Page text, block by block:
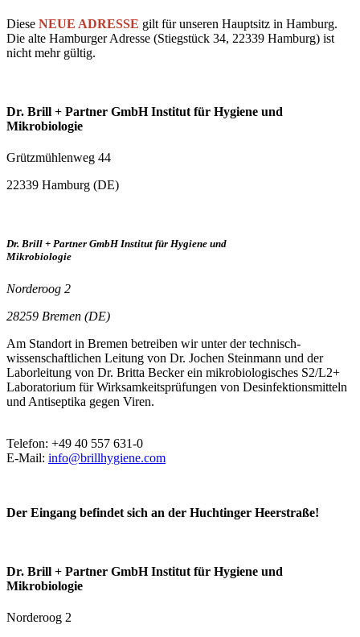
Diese NEUE ADRESSE gilt für unseren Hauptsitz in Hamburg.
Die alte Hamburger Adresse (Stiegstück 34, 22339 Hamburg) ist
nicht mehr gültig.
Dr. Brill + Partner GmbH Institut für Hygiene und
Mikrobiologie
Grützmühlenweg 44
22339 Hamburg (DE)
Dr. Brill + Partner GmbH Institut für Hygiene und
Mikrobiologie
Norderoog 2
28259 Bremen (DE)
Am Standort in Bremen betreiben wir unter der technisch-
wissenschaftlichen Leitung von Dr. Jochen Steinmann und der
Laborleitung von Dr. Britta Becker ein mikrobiologisches S2/L2+
Laboratorium für Wirksamkeitsprüfungen von Desinfektionsmitteln
und Antiseptika gegen Viren.
Telefon: +49 40 557 631-0
E-Mail: info@brillhygiene.com
Der Eingang befindet sich an der Huchtinger Heerstraße!
Dr. Brill + Partner GmbH Institut für Hygiene und
Mikrobiologie
Norderoog 2